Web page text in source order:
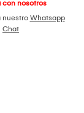
con nosotros
nuestro Whatsapp
Chat